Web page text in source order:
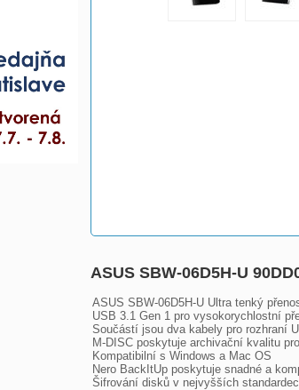
ASUS SBW-06D5H-U
ASUS SBW-06D5H-U Ultra tenký
USB 3.1 Gen 1 pro vysokorychlostní
Součástí jsou dva kabely pro rozhraní
M-DISC poskytuje archivační kvalitu
Kompatibilní s Windows a Mac OS
Nero BackItUp poskytuje snadné a
Šifrování disků v nejvyšších